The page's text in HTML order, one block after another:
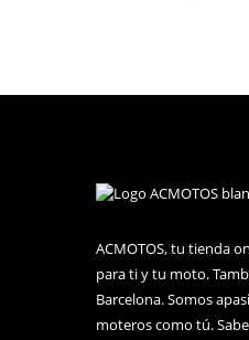
ACMOTOS, tu tienda
para ti y tu moto.
Barcelona. Somos
moteros como tú.